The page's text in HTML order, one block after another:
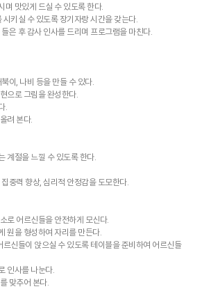
맛있게 드실 수 있도록 한다.
키실 수 있도록 장기자랑 시간을 갖는다.
은 후 감사 인사를 드리며 프로그램을 마친다.
이, 나비 등을 만들 수 있다.
으로 그림을 완성한다.
.
려 본다.
계절을 느낄 수 있도록 한다.
중력 향상, 심리적 안정감을 도모한다.
로 어르신들을 안전하게 모신다.
원을 형성하여 자리를 만든다.
신들이 앉으실 수 있도록 테이블을 준비하여 어르신들
인사를 나눈다.
맞추어 본다.